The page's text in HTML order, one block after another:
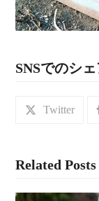
SNSでのシ
Twitter
Related Posts